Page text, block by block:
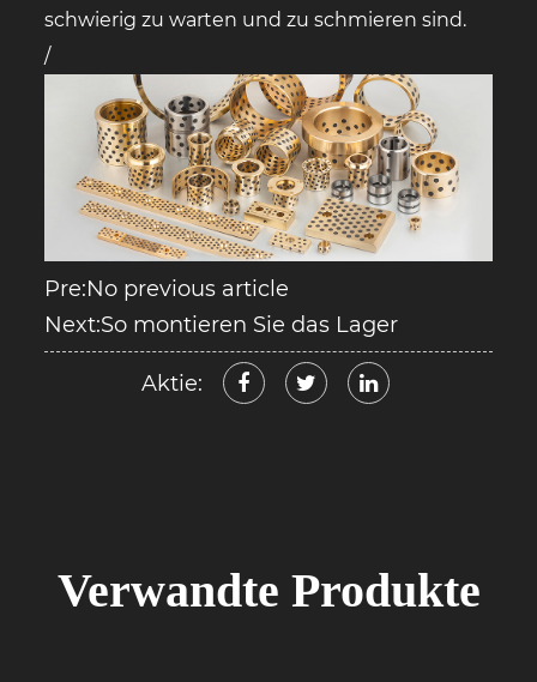
schwierig zu warten und zu schmieren sind.
/
Pre:No previous article
Next:So montieren Sie das Lager
Aktie:
Verwandte Produkte